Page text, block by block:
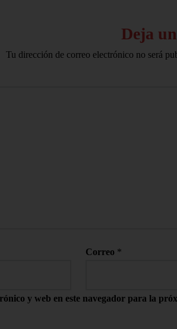
Deja
Tu dirección de correo electrónico no será
Correo *
y web en este navegador para la